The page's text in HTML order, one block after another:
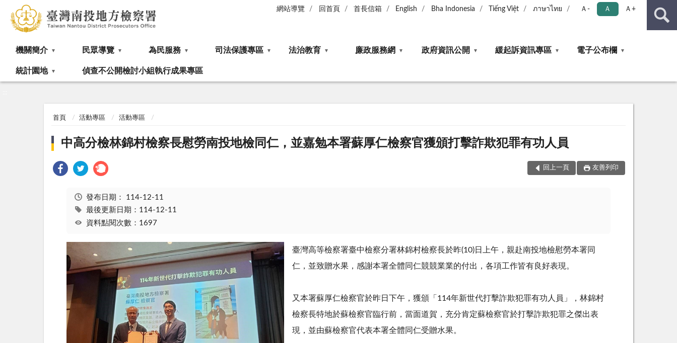
網站導覽 回首頁 首長信箱 English Bha Indonesia Tiếng Việt ภาษาไทย Ａ- Ａ Ａ+
機關簡介 民眾導覽 為民服務 司法保護專區 法治教育 廉政服務網 政府資訊公開 緩起訴資訊專區 電子公布欄
統計園地 偵查不公開檢討小組執行成果專區
首頁 活動專區 活動專區
中高分檢林錦村檢察長慰勞南投地檢同仁，並嘉勉本署蘇厚仁檢察官獲頒打擊詐欺犯罪有功人員
回上一頁 友善列印
發布日期： 114-12-11
最後更新日期：114-12-11
資料點閱次數：1697
臺灣高等檢察署臺中檢察分署林錦村檢察長於昨(10)日上午，親赴南投地檢慰勞本署同
仁，並致贈水果，感謝本署全體同仁競競業業的付出，各項工作皆有良好表現。
又本署蘇厚仁檢察官於昨日下午，獲頒「 114年新世代打擊詐欺犯罪有功人員」，林錦村
檢察長特地於蘇檢察官臨行前，當面道賀，充分肯定蘇檢察官於打擊詐欺犯罪之傑出表
現，並由蘇檢察官代表本署全體同仁受贈水果。